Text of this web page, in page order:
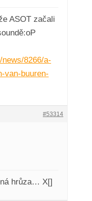
ASOT začali
8266/a-
van-buuren-
#53314
hrůza… X[]